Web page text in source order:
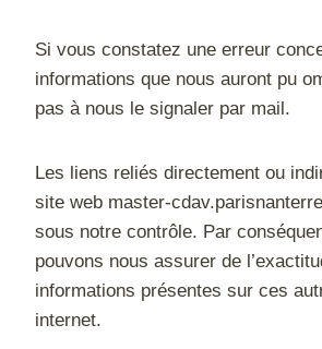
Si vous constatez une erreur
informations que nous auront pu
pas à nous le signaler par mail.
Les liens reliés directement ou
site web master-
sous notre contrôle. Par
pouvons nous assurer de
informations présentes sur ces
internet.